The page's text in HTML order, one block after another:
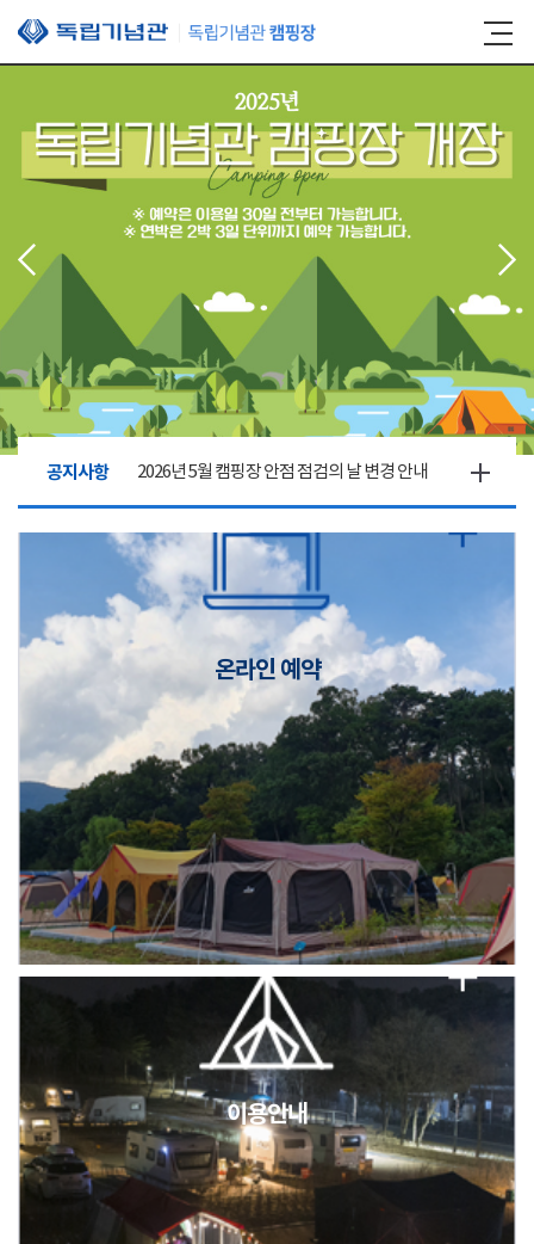
본문 바로가기
공지사항 2026년 5월 캠핑장 안점 점검의 날 변경 안내
캠핑장(9월1일~6일) 미운영 공지
2026년 5월 캠핑장 안점 점검의 날 변경 안내
캠핑장(9월1일~6일) 미운영 공지
2026년 5월 캠핑장 안점 점검의 날 변경 안내
캠핑장(9월1일~6일) 미운영 공지
2026년 5월 캠핑장 안점 점검의 날 변경 안내
캠핑장(9월1일~6일) 미운영 공지
온라인 예약
이용안내